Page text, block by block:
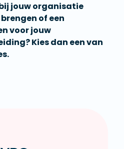
jouw organisatie
of een
voor jouw
Kies dan een van